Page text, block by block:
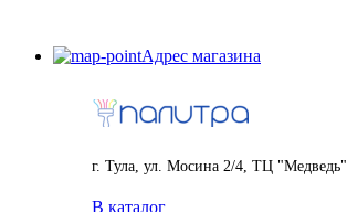
Адрес магазина
г. Тула, ул. Мосина 2/4, ТЦ "Медведь"
В каталог